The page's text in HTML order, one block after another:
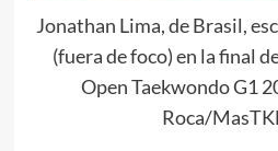
Jonathan Lima, de Brasil,
(fuera de foco) en la final
Open Taekwondo G1
Roca/